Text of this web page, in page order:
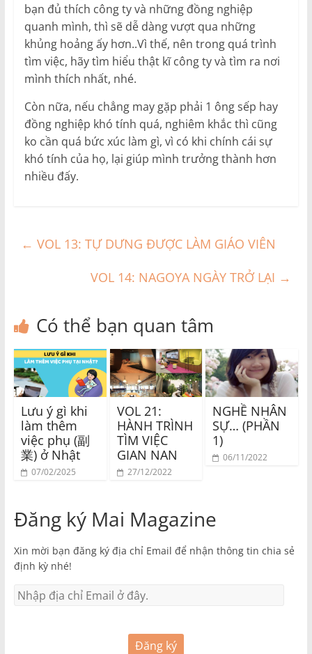
bạn đủ thích công ty và những đồng nghiệp
quanh mình, thì sẽ dễ dàng vượt qua những
khủng hoảng ấy hơn..Vì thế, nên trong quá trình
tìm việc, hãy tìm hiểu thật kĩ công ty và tìm ra nơi
mình thích nhất, nhé.
Còn nữa, nếu chẳng may gặp phải 1 ông sếp hay
đồng nghiệp khó tính quá, nghiêm khắc thì cũng
ko cần quá bức xúc làm gì, vì có khi chính cái sự
khó tính của họ, lại giúp mình trưởng thành hơn
nhiều đấy.
← VOL 13: TỰ DƯNG ĐƯỢC LÀM GIÁO VIÊN
VOL 14: NAGOYA NGÀY TRỞ LẠI →
Có thể bạn quan tâm
Lưu ý gì khi
làm thêm
việc phụ (副
業) ở Nhật
07/02/2025
VOL 21:
HÀNH TRÌNH
TÌM VIỆC
GIAN NAN
27/12/2022
NGHỀ NHÂN
SỰ… (PHẦN
1)
06/11/2022
Đăng ký Mai Magazine
Xin mời bạn đăng ký địa chỉ Email để nhận thông tin chia sẻ
định kỳ nhé!
Đăng ký